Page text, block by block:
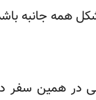
جانبه باشد
همین سفر در